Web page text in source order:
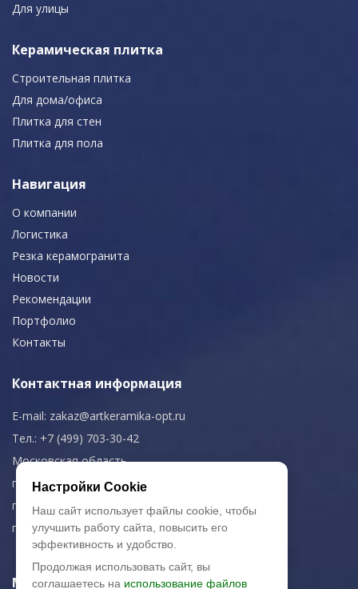
Для улицы
Керамическая плитка
Строительная плитка
Для дома/офиса
Плитка для стен
Плитка для пола
Навигация
О компании
Логистика
Резка керамогранита
Новости
Рекомендации
Портфолио
Контакты
Контактная информация
E-mail: zakaz@artkeramika-opt.ru
Тел.: +7 (499) 703-30-42
Московская область,
г. Красногорск
пн-чт: 09.00-18.00
пт: 09.00-17.00
Мы в соц. сетях
Настройки Cookie
Наш сайт использует файлы cookie, чтобы
улучшить работу сайта, повысить его
эффективность и удобство.
Продолжая использовать сайт, вы
соглашаетесь на использование файлов